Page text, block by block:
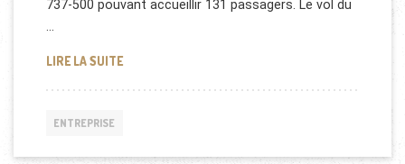
737-500 pouvant accueillir 131 passagers. Le vol du
…
LIRE LA SUITEAIR MÉDITERRANÉE AU MAROC
ENTREPRISE